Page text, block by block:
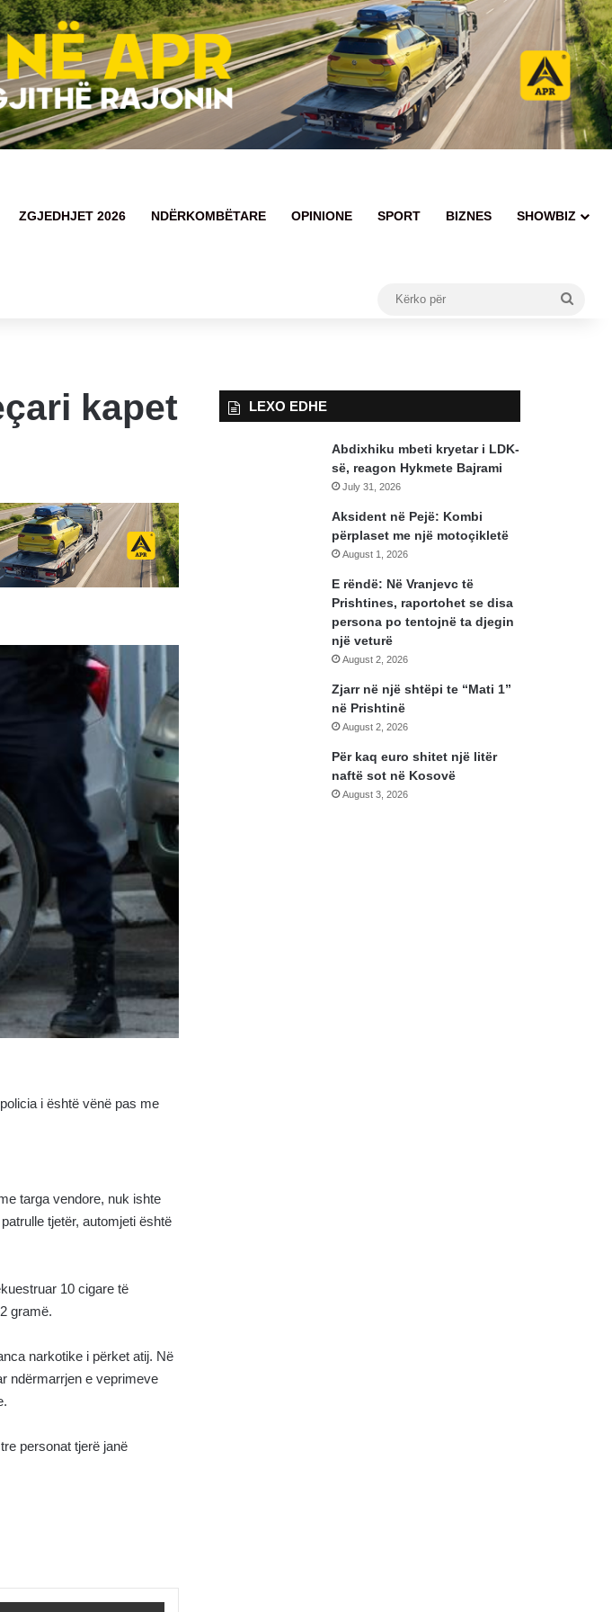
ZGJEDHJET 2026 NDËRKOMBËTARE OPINIONE SPORT BIZNES SHOWBIZ
kapet
i është vënë pas me
targa vendore, nuk ishte
tjetër, automjeti është
10 cigare të
gramë.
narkotike i përket atij. Në
ndërmarrjen e veprimeve
personat tjerë janë
Shpërndaje me Email
LEXO EDHE
Abdixhiku mbeti kryetar i LDK-
së, reagon Hykmete Bajrami
July 31, 2026
Aksident në Pejë: Kombi
përplaset me një motoçikletë
August 1, 2026
E rëndë: Në Vranjevc të
Prishtines, raportohet se disa
persona po tentojnë ta djegin
një veturë
August 2, 2026
Zjarr në një shtëpi te “Mati 1”
në Prishtinë
August 2, 2026
Për kaq euro shitet një litër
naftë sot në Kosovë
August 3, 2026